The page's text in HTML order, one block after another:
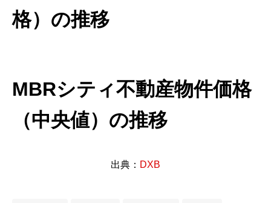
格）の推移
MBRシティ不動産物件価格
（中央値）の推移
出典： DXB